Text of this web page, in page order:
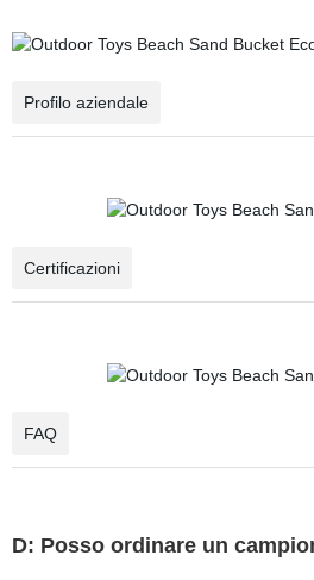
Profilo aziendale
Certificazioni
FAQ
D: Posso ordinare un